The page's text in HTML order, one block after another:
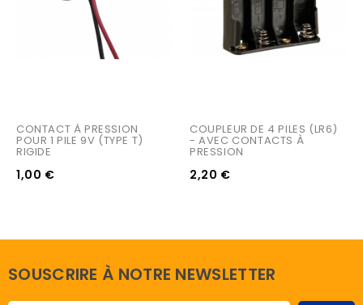
CONTACT À PRESSION
POUR 1 PILE 9V (TYPE T)
RIGIDE
1,00 €
COUPLEUR DE 4 PILES (LR6)
- AVEC CONTACTS À
PRESSION
2,20 €
SOUSCRIRE À NOTRE NEWSLETTER